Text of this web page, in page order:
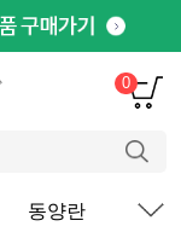
0
동양란 서